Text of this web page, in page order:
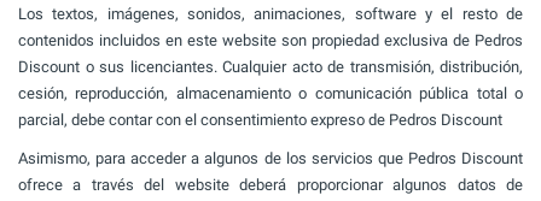
Los textos, imágenes, sonidos, animaciones, software y el resto de
contenidos incluidos en este website son propiedad exclusiva de Pedros
Discount o sus licenciantes. Cualquier acto de transmisión, distribución,
cesión, reproducción, almacenamiento o comunicación pública total o
parcial, debe contar con el consentimiento expreso de Pedros Discount
Asimismo, para acceder a algunos de los servicios que Pedros Discount
ofrece a través del website deberá proporcionar algunos datos de